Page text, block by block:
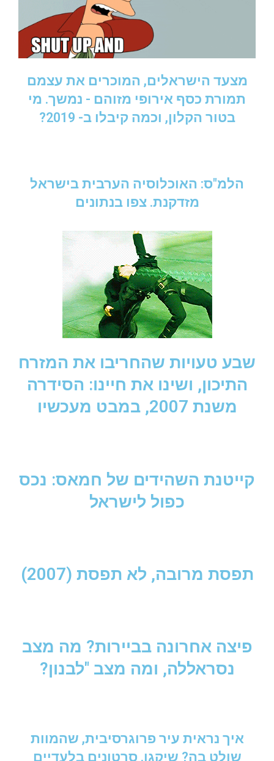
מצעד הישראלים, המוכרים את עצמם
תמורת כסף אירופי מזוהם - נמשך. מי
בטור הקלון, וכמה קיבלו ב- 2019?
הלמ"ס: האוכלוסיה הערבית בישראל
מזדקנת. צפו בנתונים
שבע טעויות שהחריבו את המזרח
התיכון, ושינו את חיינו: הסידרה
משנת 2007, במבט מעכשיו
קייטנת השהידים של חמאס: נכס
כפול לישראל
תפסת מרובה, לא תפסת (2007)
פיצה אחרונה בביירות? מה מצב
נסראללה, ומה מצב "לבנון?
איך נראית עיר פרוגרסיבית, שהמוות
שולט בה? שיקגו. סרטונים בלעדיים